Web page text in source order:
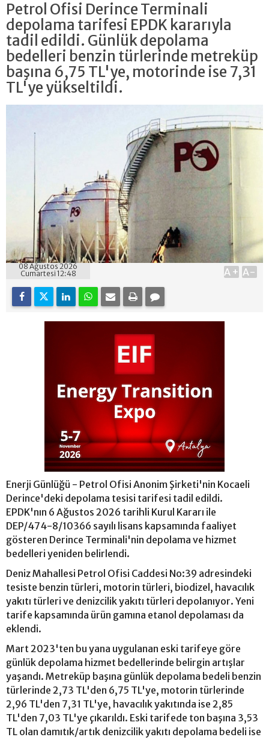
Petrol Ofisi Derince Terminali
depolama tarifesi EPDK kararıyla
tadil edildi. Günlük depolama
bedelleri benzin türlerinde metreküp
başına 6,75 TL'ye, motorinde ise 7,31
TL'ye yükseltildi.
08 Ağustos 2026
Cumartesi 12:48
A+ A-
Enerji Günlüğü - Petrol Ofisi Anonim Şirketi'nin Kocaeli
Derince'deki depolama tesisi tarifesi tadil edildi.
EPDK'nın 6 Ağustos 2026 tarihli Kurul Kararı ile
DEP/474-8/10366 sayılı lisans kapsamında faaliyet
gösteren Derince Terminali'nin depolama ve hizmet
bedelleri yeniden belirlendi.
Deniz Mahallesi Petrol Ofisi Caddesi No:39 adresindeki
tesiste benzin türleri, motorin türleri, biodizel, havacılık
yakıtı türleri ve denizcilik yakıtı türleri depolanıyor. Yeni
tarife kapsamında ürün gamına etanol depolaması da
eklendi.
Mart 2023'ten bu yana uygulanan eski tarifeye göre
günlük depolama hizmet bedellerinde belirgin artışlar
yaşandı. Metreküp başına günlük depolama bedeli benzin
türlerinde 2,73 TL'den 6,75 TL'ye, motorin türlerinde
2,96 TL'den 7,31 TL'ye, havacılık yakıtında ise 2,85
TL'den 7,03 TL'ye çıkarıldı. Eski tarifede ton başına 3,53
TL olan damıtık/artık denizcilik yakıtı depolama bedeli ise